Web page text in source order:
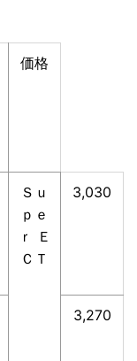
価格
Ｓｕ
ｐｅ
ｒ Ｅ
ＣＴ
3,030
3,270